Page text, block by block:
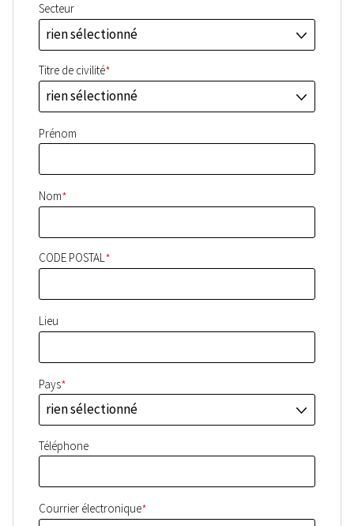
Secteur
rien sélectionné J
Titre de civilité*
rien sélectionné
J
Prénom
Nom*
CODE POSTAL*
Lieu
Pays*
rien sélectionné
J
Téléphone
Courrier électronique*